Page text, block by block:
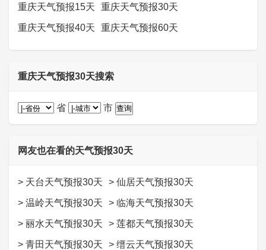
重庆天气预报15天 重庆天气预报30天
重庆天气预报40天 重庆天气预报60天
重庆天气预报30天搜索
省 市
网友也在看的天气预报30天
> 天台天气预报30天 > 仙居天气预报30天
> 温岭天气预报30天 > 临海天气预报30天
> 丽水天气预报30天 > 莲都天气预报30天
> 青田天气预报30天 > 缙云天气预报30天